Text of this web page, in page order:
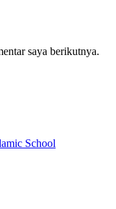
saya berikutnya.
School